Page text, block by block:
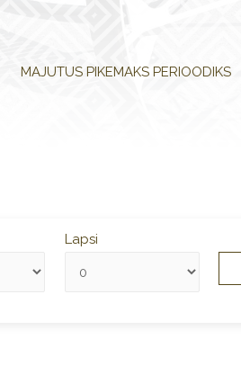
MAJUTUS PIKEMAKS PERIOODIKS
Lapsi